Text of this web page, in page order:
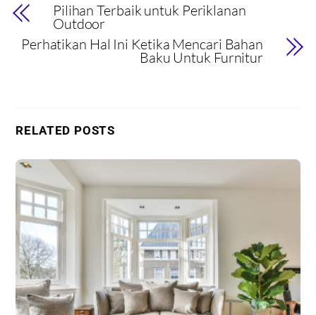
Pilihan Terbaik untuk Periklanan
Outdoor
Perhatikan Hal Ini Ketika Mencari Bahan
Baku Untuk Furnitur
RELATED POSTS